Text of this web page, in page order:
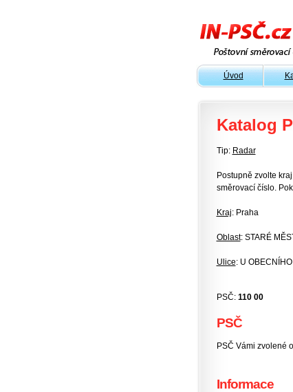
Úvod
Katalog
Tip: Radar
Postupně zvolte
směrovací číslo.
Kraj: Praha
Oblast: STARÉ
Ulice: U
PSČ: 110 00
PSČ
PSČ Vámi zvolené
Informace